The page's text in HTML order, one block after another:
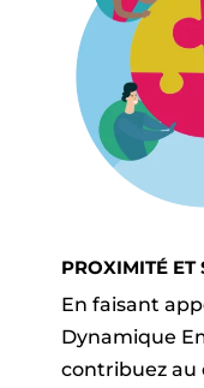
PROXIMITÉ ET
En faisant
Dynamique
contribuez au